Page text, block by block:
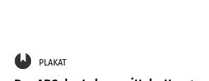
PLAKAT